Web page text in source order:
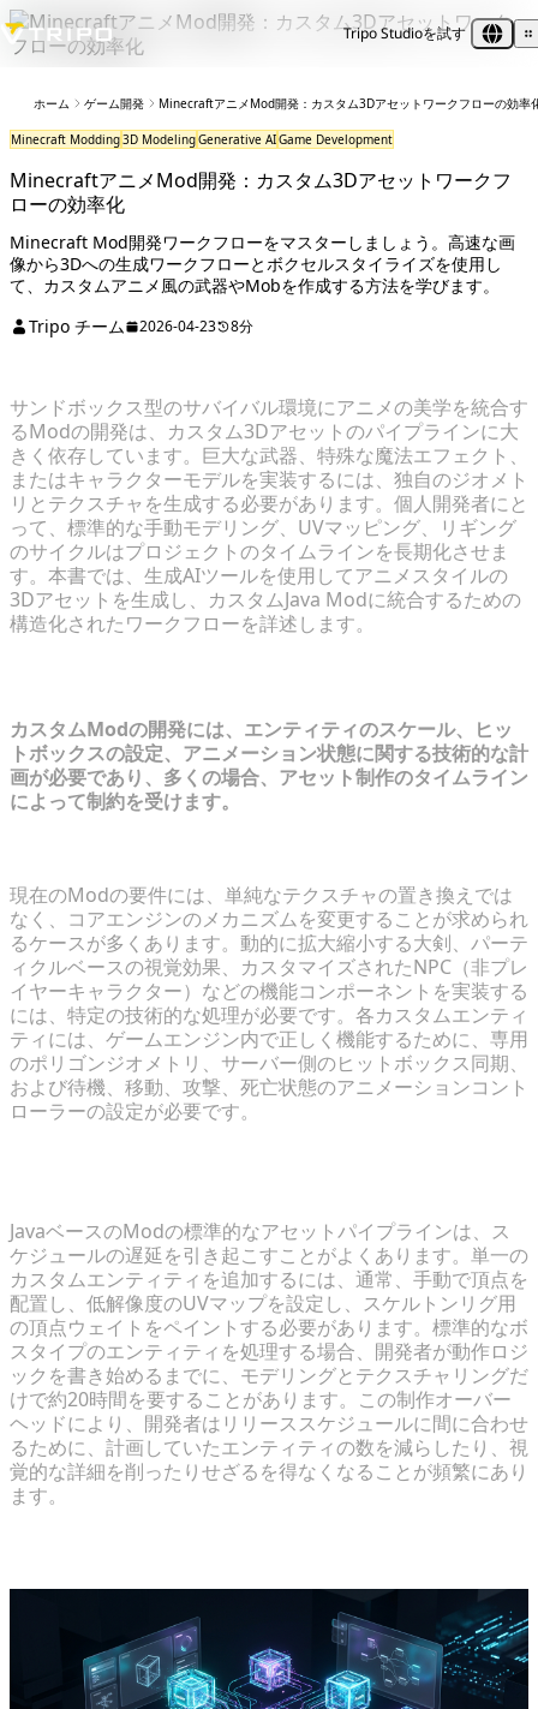
Tripo Studioを試す
ホーム ゲーム開発 MinecraftアニメMod開発：カスタム3Dアセットワークフローの効率
Minecraft Modding3D ModelingGenerative AIGame Development
MinecraftアニメMod開発：カスタム3Dアセットワークフ
ローの効率化
Minecraft Mod開発ワークフローをマスターしましょう。高速な画
像から3Dへの生成ワークフローとボクセルスタイライズを使用し
て、カスタムアニメ風の武器やMobを作成する方法を学びます。
Tripo チーム
2026-04-23 8分
サンドボックス型のサバイバル環境にアニメの美学を統合す
るModの開発は、カスタム3Dアセットのパイプラインに大
きく依存しています。巨大な武器、特殊な魔法エフェクト、
またはキャラクターモデルを実装するには、独自のジオメト
リとテクスチャを生成する必要があります。個人開発者にと
って、標準的な手動モデリング、UVマッピング、リギング
のサイクルはプロジェクトのタイムラインを長期化させま
す。本書では、生成AIツールを使用してアニメスタイルの
3Dアセットを生成し、カスタムJava Modに統合するための
構造化されたワークフローを詳述します。
カスタムModの開発には、エンティティのスケール、ヒッ
トボックスの設定、アニメーション状態に関する技術的な計
画が必要であり、多くの場合、アセット制作のタイムライン
によって制約を受けます。
現在のModの要件には、単純なテクスチャの置き換えでは
なく、コアエンジンのメカニズムを変更することが求められ
るケースが多くあります。動的に拡大縮小する大剣、パーテ
ィクルベースの視覚効果、カスタマイズされたNPC（非プレ
イヤーキャラクター）などの機能コンポーネントを実装する
には、特定の技術的な処理が必要です。各カスタムエンティ
ティには、ゲームエンジン内で正しく機能するために、専用
のポリゴンジオメトリ、サーバー側のヒットボックス同期、
および待機、移動、攻撃、死亡状態のアニメーションコント
ローラーの設定が必要です。
JavaベースのModの標準的なアセットパイプラインは、ス
ケジュールの遅延を引き起こすことがよくあります。単一の
カスタムエンティティを追加するには、通常、手動で頂点を
配置し、低解像度のUVマップを設定し、スケルトンリグ用
の頂点ウェイトをペイントする必要があります。標準的なボ
スタイプのエンティティを処理する場合、開発者が動作ロジ
ックを書き始めるまでに、モデリングとテクスチャリングだ
けで約20時間を要することがあります。この制作オーバー
ヘッドにより、開発者はリリーススケジュールに間に合わせ
るために、計画していたエンティティの数を減らしたり、視
覚的な詳細を削ったりせざるを得なくなることが頻繁にあり
ます。